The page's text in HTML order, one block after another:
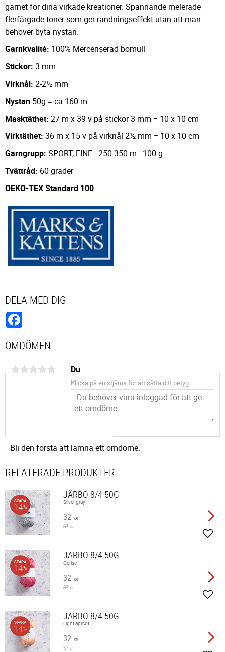
garnet för dina virkade kreationer. Spännande melerade
flerfärgade toner som ger randningseffekt utan att man
behöver byta nystan.
Garnkvalité: 100% Merceriserad bomull
Stickor: 3 mm
Virknål: 2-2½ mm
Nystan 50g = ca 160 m
Masktäthet: 27 m x 39 v på stickor 3 mm = 10 x 10 cm
Virktäthet: 36 m x 15 v på virknål 2½ mm = 10 x 10 cm
Garngrupp: SPORT, FINE - 250-350 m - 100 g
Tvättråd: 60 grader
OEKO-TEX Standard 100
DELA MED DIG
OMDÖMEN
Du
Klicka på en stjärna för att sätta ditt betyg
Bli den första att lämna ett omdöme.
RELATERADE PRODUKTER
JÄRBO 8/4 50G
Silver gray
32 KR
37 KR
SPARA
14%
JÄRBO 8/4 50G
Cerise
32 KR
37 KR
SPARA
14%
JÄRBO 8/4 50G
Light aprcot
32 KR
37 KR
SPARA
14%